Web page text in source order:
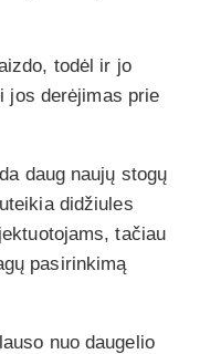
todėl ir jo
jos derėjimas prie
daug naujų stogų
didžiules
tačiau
pasirinkimą
nuo daugelio